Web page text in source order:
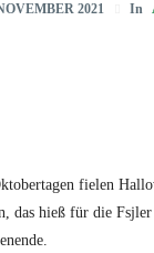
2021 In
fielen
das hieß für die